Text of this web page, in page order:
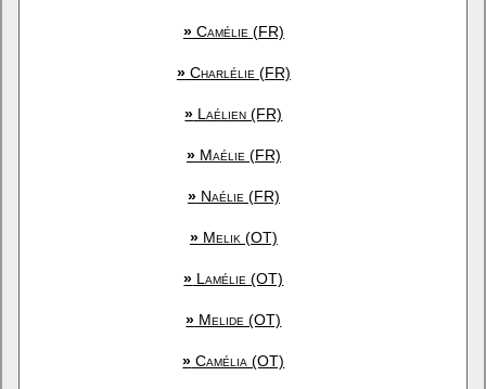
»Camélie (FR)
»Charlélie (FR)
» Laélien (FR)
»Maélie (FR)
»Naélie (FR)
»Melik (OT)
» Lamélie (OT)
» Melide (OT)
» Camélia (OT)